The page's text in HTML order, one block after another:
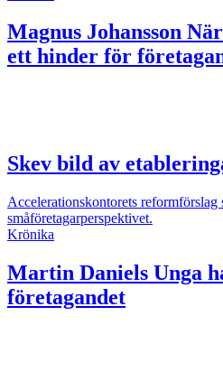
Magnus Johansson
ett hinder för
Skev bild av
Accelerationskontorets reformförslag
småföretagarperspektivet.
Krönika
Martin Daniels Unga
företagandet